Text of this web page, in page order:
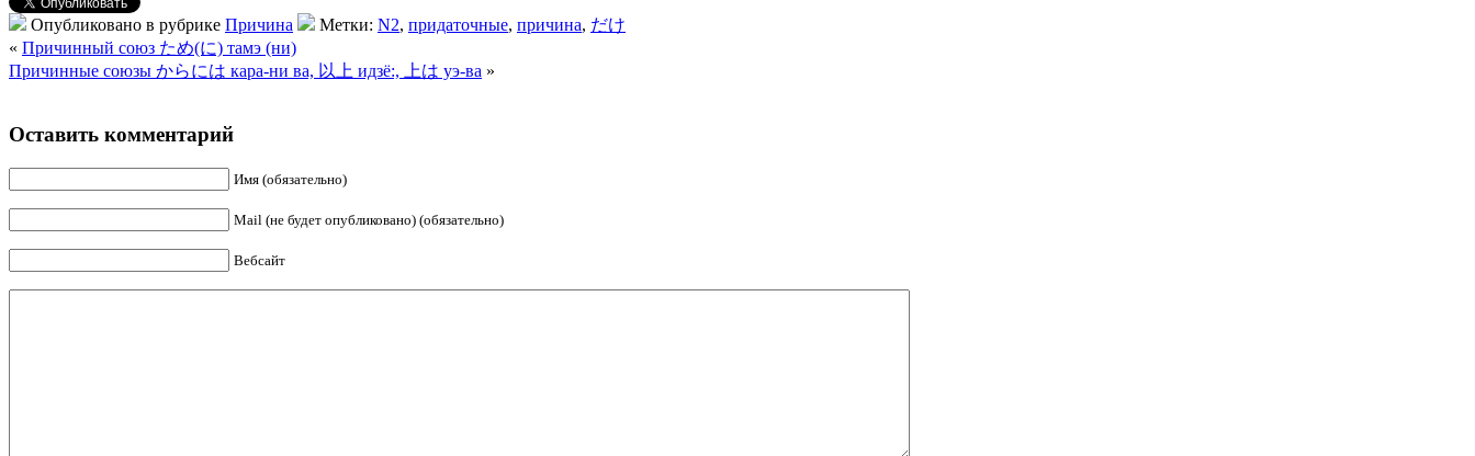
Опубликовано в рубрике Причина Метки: N2, придаточные, причина, だけ
« Причинный союз ため(に) тамэ (ни)
Причинные союзы からには кара-ни ва, 以上 идзё:, 上は уэ-ва »
Оставить комментарий
Имя (обязательно)
Mail (не будет опубликовано) (обязательно)
Вебсайт